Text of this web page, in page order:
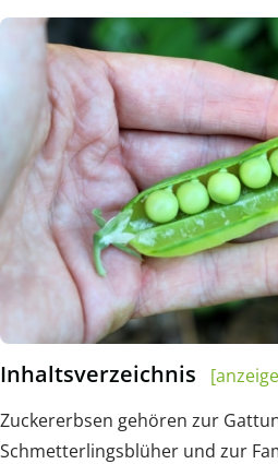
Inhaltsverzeichnis
Zuckererbsen gehören zur
Schmetterlingsblüher und zur